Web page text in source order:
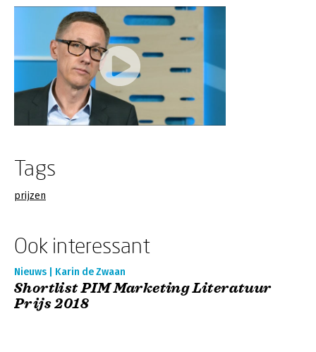
Tags
prijzen
Ook interessant
Nieuws | Karin de Zwaan
Shortlist PIM Marketing Literatuur
Prijs 2018